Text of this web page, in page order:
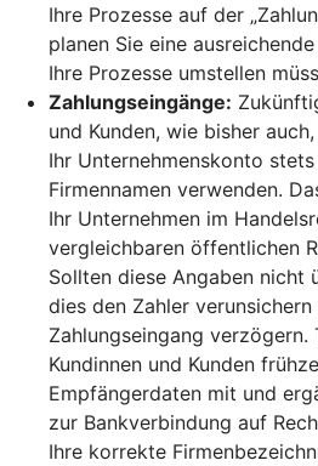
Ihre Prozesse auf der
planen Sie eine
Ihre Prozesse umstellen
Zahlungseingänge:
und Kunden, wie bisher
Ihr Unternehmenskonto
Firmennamen verwenden.
Ihr Unternehmen im
vergleichbaren öffentlichen
Sollten diese Angaben nicht
dies den Zahler
Zahlungseingang verzögern.
Kundinnen und Kunden
Empfängerdaten mit und
zur Bankverbindung auf
Ihre korrekte